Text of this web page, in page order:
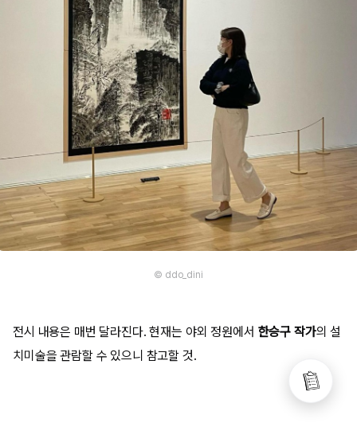
© ddo_dini
전시 내용은 매번 달라진다. 현재는 야외 정원에서 한승구 작가의 설
치미술을 관람할 수 있으니 참고할 것.